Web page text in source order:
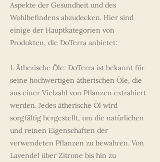
Aspekte der Gesundheit und des
Wohlbefindens abzudecken. Hier sind
einige der Hauptkategorien von
Produkten, die DoTerra anbietet:
1. Ätherische Öle: DoTerra ist bekannt für
seine hochwertigen ätherischen Öle, die
aus einer Vielzahl von Pflanzen extrahiert
werden. Jedes ätherische Öl wird
sorgfältig hergestellt, um die natürlichen
und reinen Eigenschaften der
verwendeten Pflanzen zu bewahren. Von
Lavendel über Zitrone bis hin zu